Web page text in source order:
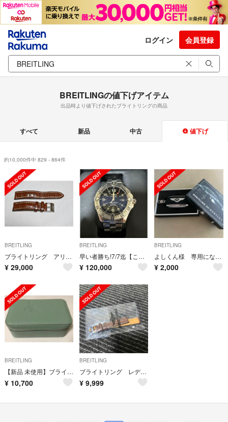
ログイン 会員登録
BREITLINGの値下げアイテム
出品時より値下げされたブライトリングの商品
すべて 新品 中古 値下げ
約10,000件中 829 - 864件
BREITLING
ブライトリング アリゲーター革ストラップ ラグ幅22-20
¥ 29,000
BREITLING
早い者勝ち!7/7迄【このままお渡し特別価格】ブライトリング スーパーオーシャン
¥ 120,000
BREITLING
よしくん様 専用になります
¥ 2,000
BREITLING
【新品 未使用】ブライトリング 時計ケース
¥ 10,700
BREITLING
ブライトリング レディース バンド
¥ 9,999